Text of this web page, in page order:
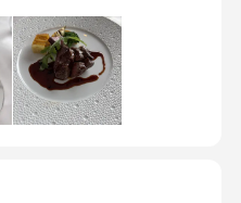
とつになる演出は良かった
近いのでそこは人によって
ません。3つほど披露宴があ
ンな披露宴か可愛くてゴージ
の部屋なら圧迫感もなくゆ
ることはないだろうという